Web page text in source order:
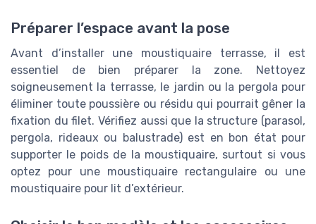
Préparer l’espace avant la pose
Avant d’installer une moustiquaire terrasse, il est
essentiel de bien préparer la zone. Nettoyez
soigneusement la terrasse, le jardin ou la pergola pour
éliminer toute poussière ou résidu qui pourrait gêner la
fixation du filet. Vérifiez aussi que la structure (parasol,
pergola, rideaux ou balustrade) est en bon état pour
supporter le poids de la moustiquaire, surtout si vous
optez pour une moustiquaire rectangulaire ou une
moustiquaire pour lit d’extérieur.